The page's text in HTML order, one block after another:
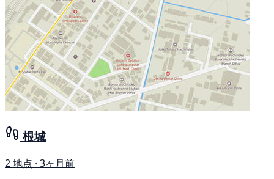
根城
2 地点 · 3ヶ月前